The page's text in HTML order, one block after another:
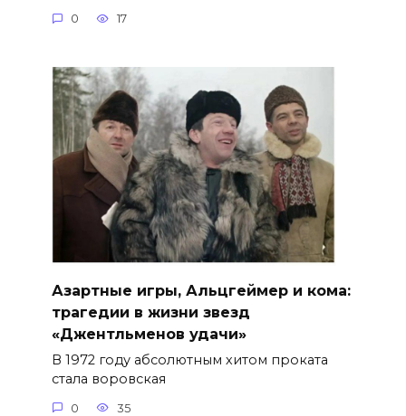
0 17
Азартные игры, Альцгеймер и кома:
трагедии в жизни звезд
«Джентльменов удачи»
В 1972 году абсолютным хитом проката
стала воровская
0 35